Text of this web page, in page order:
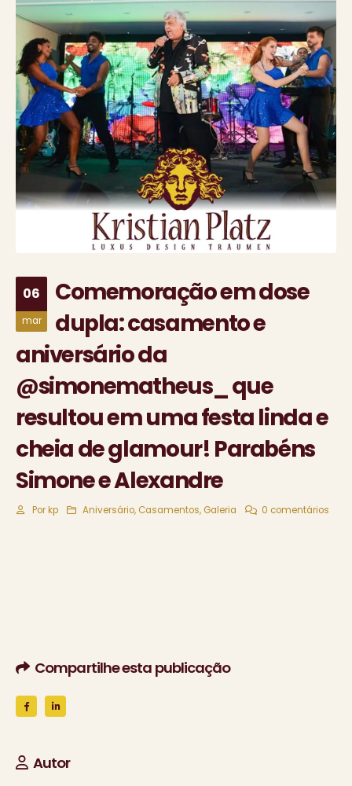
06
mar
Comemoração em dose
dupla: casamento e
aniversário da
@simonematheus_ que
resultou em uma festa linda e
cheia de glamour! Parabéns
Simone e Alexandre
Por kp Aniversário, Casamentos, Galeria 0 comentários
Compartilhe esta publicação
Autor